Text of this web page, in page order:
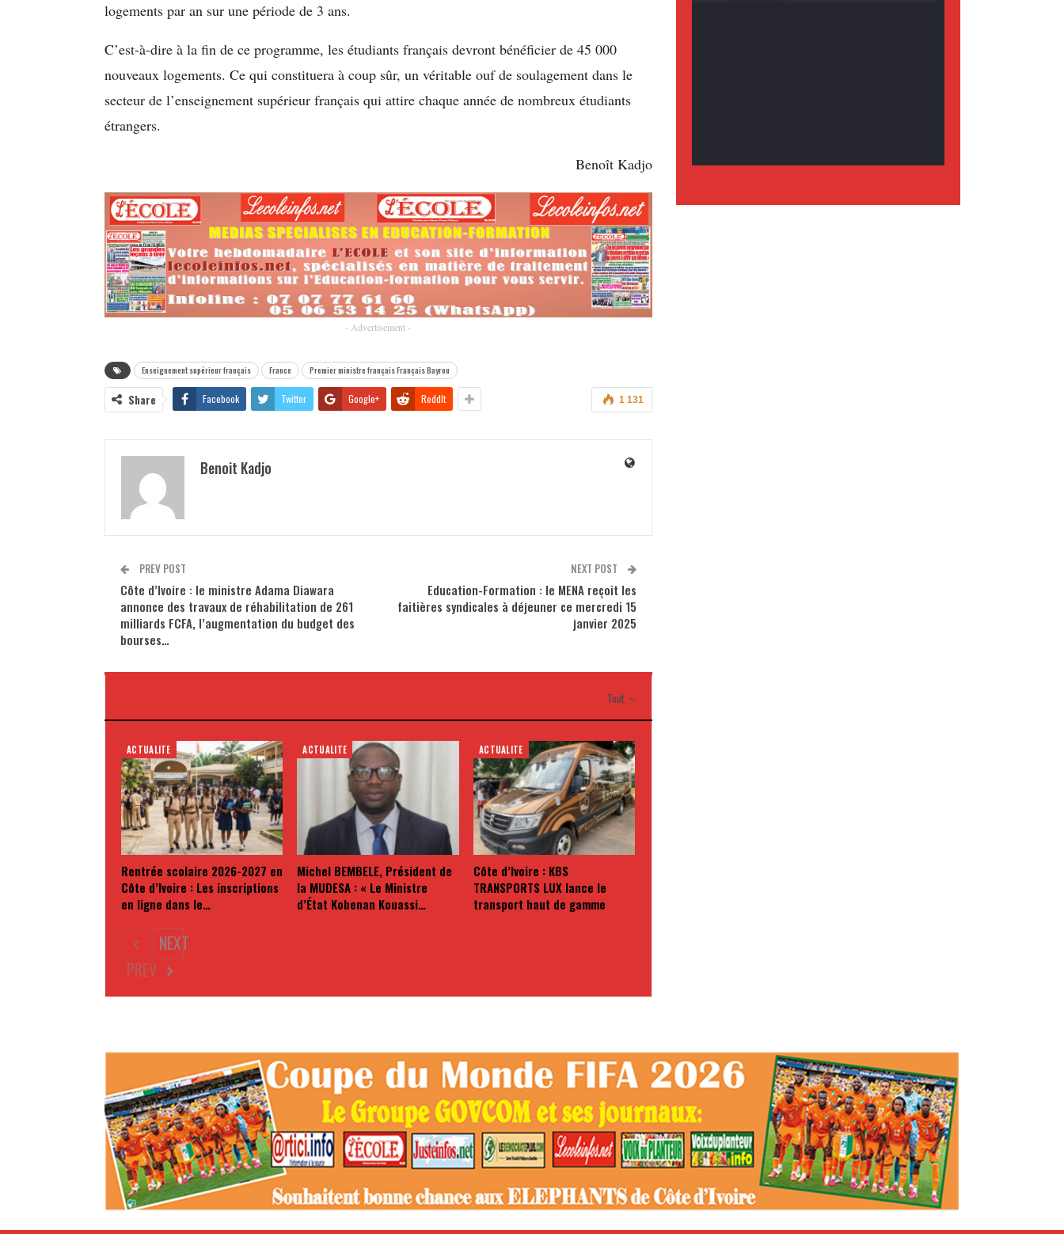
logements par an sur une période de 3 ans.
C’est-à-dire à la fin de ce programme, les étudiants français devront bénéficier de 45 000
nouveaux logements. Ce qui constituera à coup sûr, un véritable ouf de soulagement dans le
secteur de l’enseignement supérieur français qui attire chaque année de nombreux étudiants
étrangers.
Benoît Kadjo
- Advertisement -
Enseignement supérieur français France Premier ministre français Français Bayrou
1 131
Share Facebook Twitter Google+ ReddIt
Benoit Kadjo
PREV POST
Côte d’Ivoire : le ministre Adama Diawara
annonce des travaux de réhabilitation de 261
milliards FCFA, l’augmentation du budget des
bourses…
NEXT POST
Education-Formation : le MENA reçoit les
faitières syndicales à déjeuner ce mercredi 15
janvier 2025
Tout
ACTUALITE
Rentrée scolaire 2026-2027 en
Côte d’Ivoire : Les inscriptions
en ligne dans le…
ACTUALITE
Michel BEMBELE, Président de
la MUDESA : « Le Ministre
d’État Kobenan Kouassi…
ACTUALITE
Côte d’Ivoire : KBS
TRANSPORTS LUX lance le
transport haut de gamme
PREV
NEXT